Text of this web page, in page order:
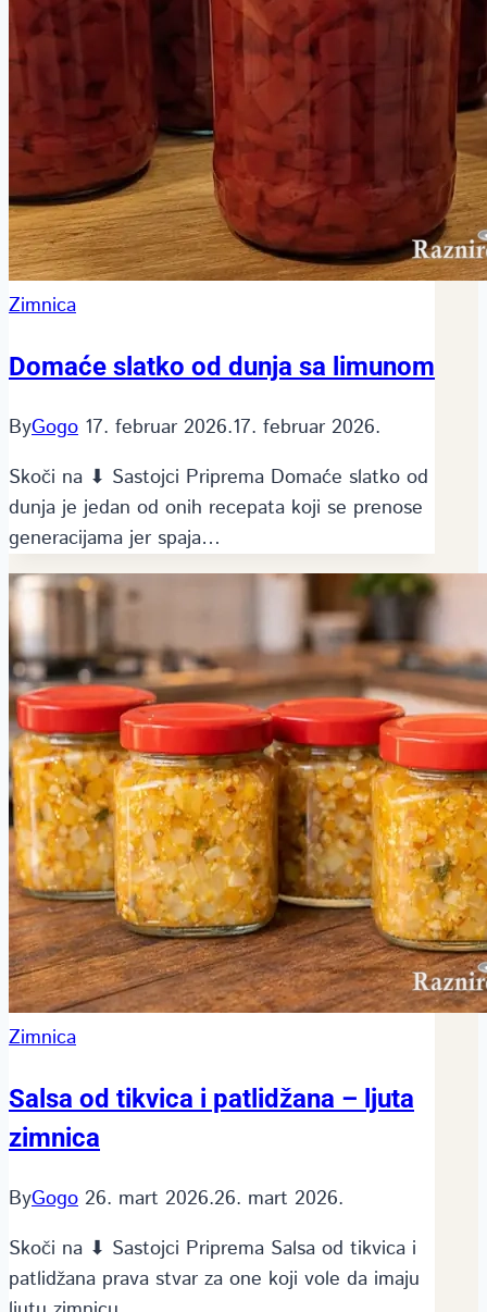
Zimnica
Domaće slatko od dunja sa limunom
ByGogo 17. februar 2026.17. februar 2026.
Skoči na ⬇ Sastojci Priprema Domaće slatko od
dunja je jedan od onih recepata koji se prenose
generacijama jer spaja…
Zimnica
Salsa od tikvica i patlidžana – ljuta
zimnica
ByGogo 26. mart 2026.26. mart 2026.
Skoči na ⬇ Sastojci Priprema Salsa od tikvica i
patlidžana prava stvar za one koji vole da imaju